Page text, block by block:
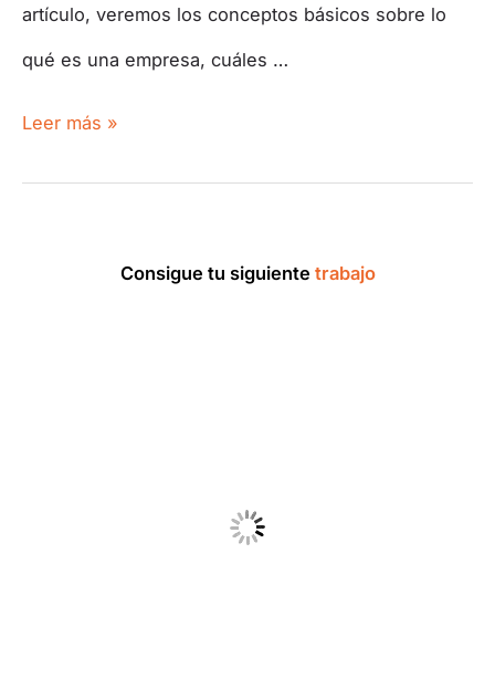
artículo, veremos los conceptos básicos sobre lo
qué es una empresa, cuáles …
Leer más »
Consigue tu siguiente trabajo